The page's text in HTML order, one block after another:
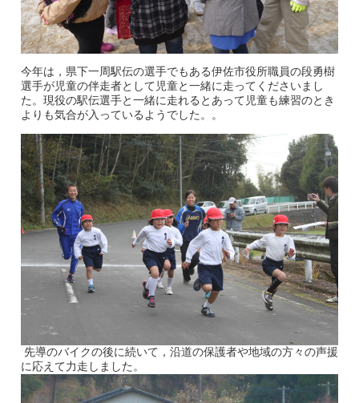
今年は，県下一周駅伝の選手でもある伊佐市役所職員の段勇樹
選手が児童の伴走者として児童と一緒に走ってくださいまし
た。現役の駅伝選手と一緒に走れるとあって児童も練習のとき
よりも気合が入っているようでした。。
先導のバイクの後に続いて，沿道の保護者や地域の方々の声援
に応えて力走しました。